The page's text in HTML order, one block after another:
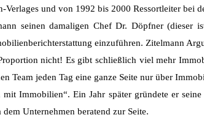
und von 1992 bis 2000 Ressortleiter bei
seinen damaligen Chef Dr. Döpfner (dieser
einzuführen. Zitelmann
nicht! Es gibt schließlich viel mehr
Team jeden Tag eine ganze Seite nur über
Immobilien“. Ein Jahr später gründete er
Unternehmen beratend zur Seite.